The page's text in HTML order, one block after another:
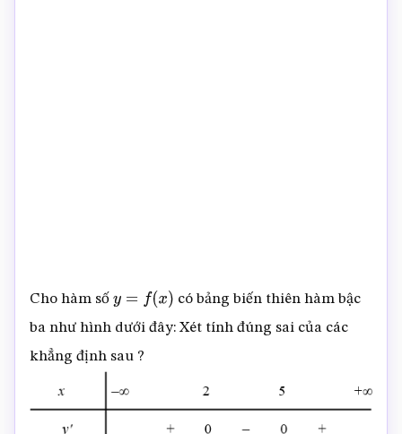
Cho hàm số y =f( x )
có bảng biến thiên hàm bậc
ba như hình dưới đây: Xét tính đúng sai của các
khẳng định sau ?